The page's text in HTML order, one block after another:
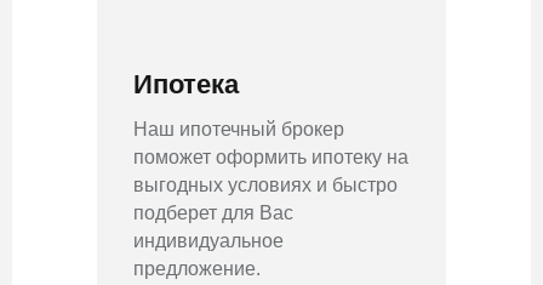
Ипотека
Наш ипотечный брокер
поможет оформить ипотеку на
выгодных условиях и быстро
подберет для Вас
индивидуальное
предложение.